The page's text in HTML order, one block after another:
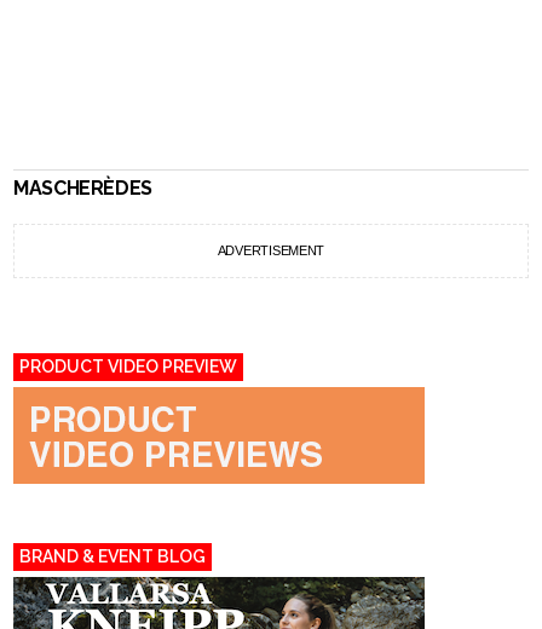
MASCHERÈDES
ADVERTISEMENT
PRODUCT VIDEO PREVIEW
BRAND & EVENT BLOG